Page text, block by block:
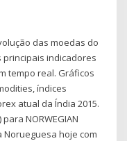
das moedas do
principais indicadores
tempo real. Gráficos
índices
atual da Índia 2015.
NORWEGIAN
Norueguesa hoje com